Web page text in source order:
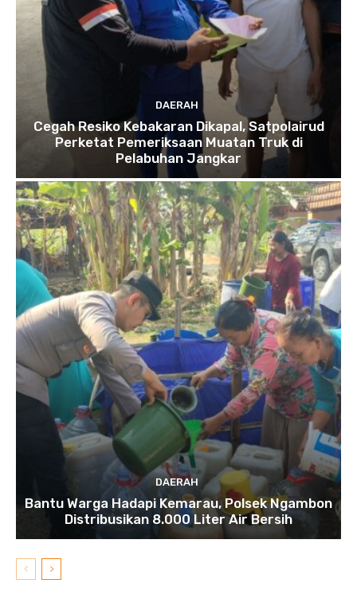
DAERAH
Cegah Resiko Kebakaran Dikapal, Satpolairud
Perketat Pemeriksaan Muatan Truk di
Pelabuhan Jangkar
DAERAH
Bantu Warga Hadapi Kemarau, Polsek Ngambon
Distribusikan 8.000 Liter Air Bersih